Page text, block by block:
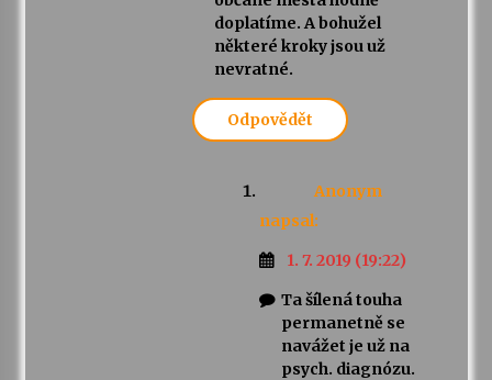
doplatíme. A bohužel
některé kroky jsou už
nevratné.
Odpovědět
Anonym
napsal:
1. 7. 2019 (19:22)
Ta šílená touha
permanetně se
navážet je už na
psych. diagnózu.